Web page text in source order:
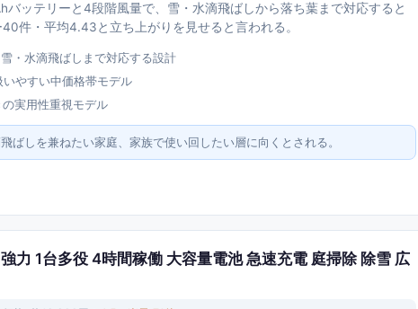
ッテリーと4段階風量で、雪・水滴飛ばしから落ち葉まで対応すると
件・平均4.43と立ち上がりを見せると言われる。
・水滴飛ばしまで対応する設計
やすい中価格帯モデル
実用性重視モデル
ばしを兼ねたい家庭、家族で使い回したい層に向くとされる。
1台多役 4時間稼働 大容量電池 急速充電 庭掃除 除雪 広